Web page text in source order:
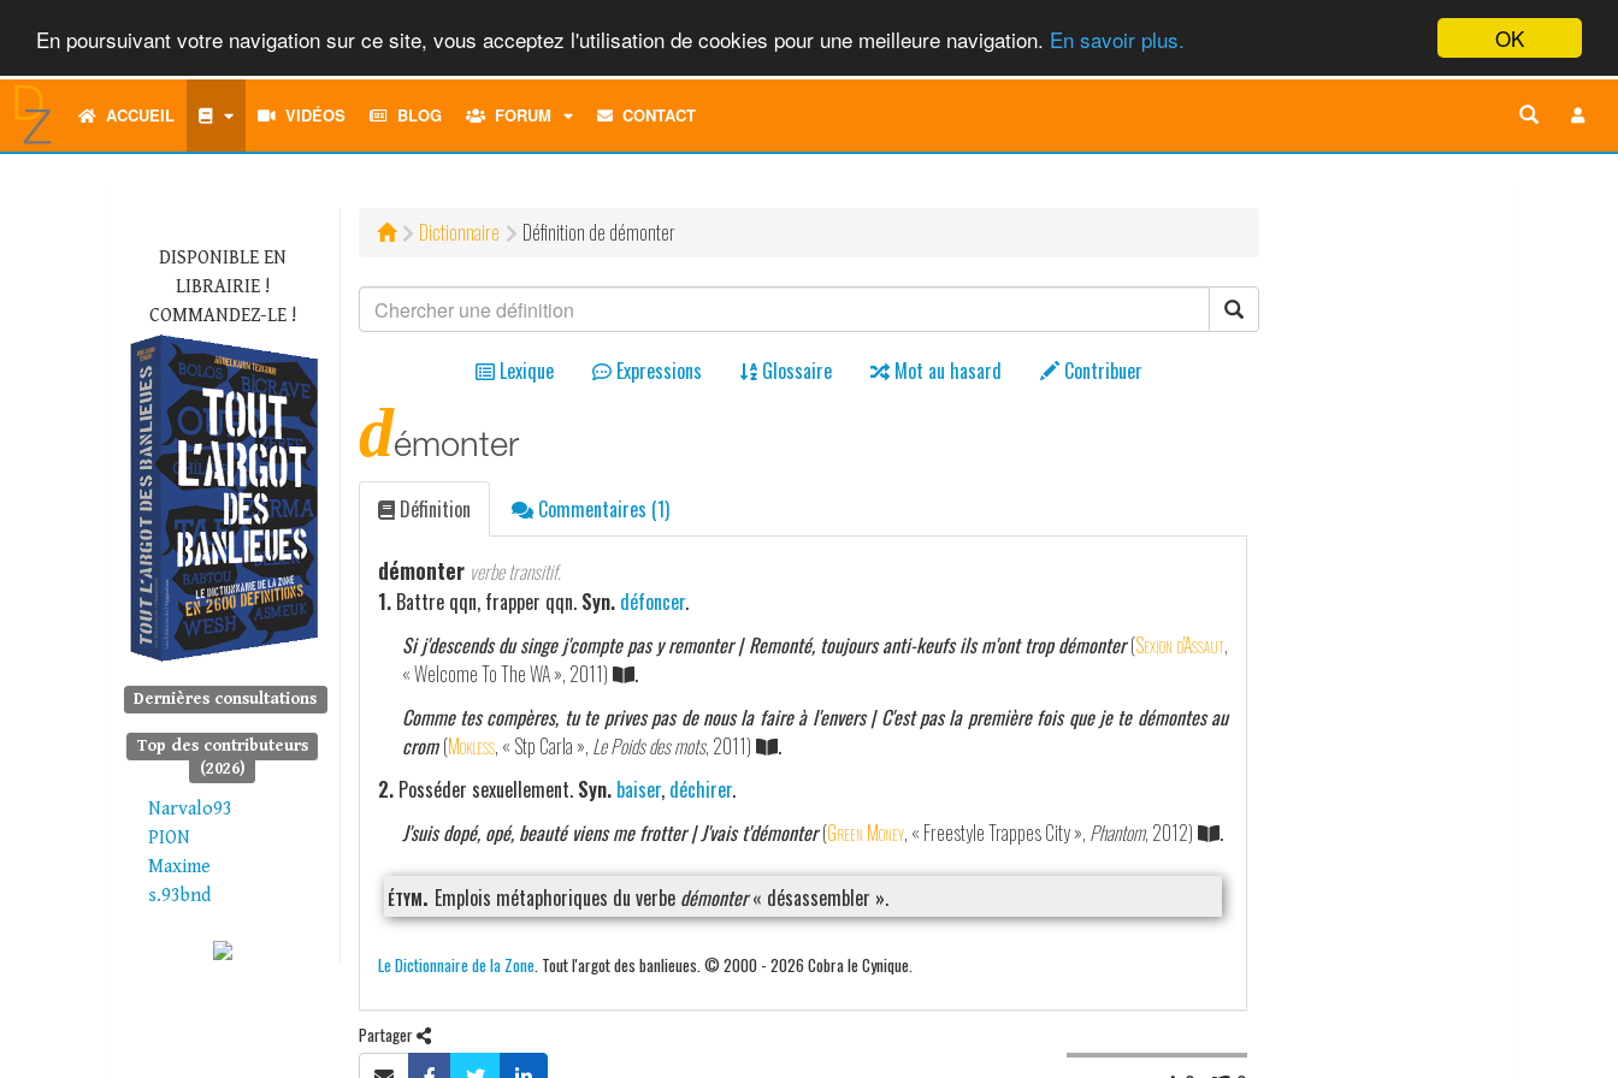
OK
En poursuivant votre navigation sur ce site, vous acceptez l'utilisation de cookies pour une meilleure navigation. En savoir plus.
ACCUEIL VIDÉOS BLOG FORUM
TOGGLECONTACT
DISPONIBLE EN
LIBRAIRIE !
COMMANDEZ-LE !
Dernières consultations
Top des contributeurs
(2026)
Narvalo93
PION
Maxime
s.93bnd
Dictionnaire Définition de démonter
Lexique Expressions Glossaire Mot au hasard Contribuer
démonter
Définition Commentaires (1)
démonter verbe transitif.
1. Battre qqn, frapper qqn. Syn. défoncer.
Si j'descends du singe j'compte pas y remonter | Remonté, toujours anti-keufs ils m'ont trop démonter (Sexion d'Assaut,
« Welcome To The WA », 2011)
.
Comme tes compères, tu te prives pas de nous la faire à l'envers | C'est pas la première fois que je te démontes au
crom (Mokless, « Stp Carla », Le Poids des mots, 2011)
.
2. Posséder sexuellement. Syn. baiser, déchirer.
J'suis dopé, opé, beauté viens me frotter | J'vais t'démonter (Green Money, « Freestyle Trappes City », Phantom, 2012) .
étym. Emplois métaphoriques du verbe démonter« désassembler ».
Le Dictionnaire de la Zone. Tout l'argot des banlieues. © 2000 - 2026 Cobra le Cynique.
Partager